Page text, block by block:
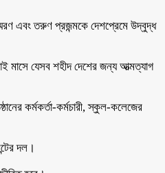
এবং তরুণ প্রজন্মকে দেশপ্রেমে উদ্বুদ্ধ
মাসে যেসব শহীদ দেশের জন্য আত্মত্যাগ
কর্মকর্তা-কর্মচারী, স্কুল-কলেজের
দল।